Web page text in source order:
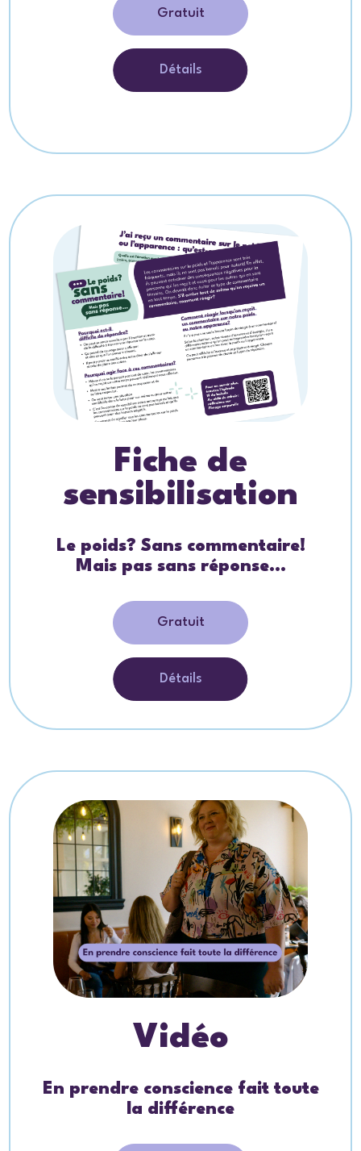
Gratuit
Détails
Fiche de
sensibilisation
Le poids? Sans commentaire!
Mais pas sans réponse…
Gratuit
Détails
Vidéo
En prendre conscience fait toute
la différence